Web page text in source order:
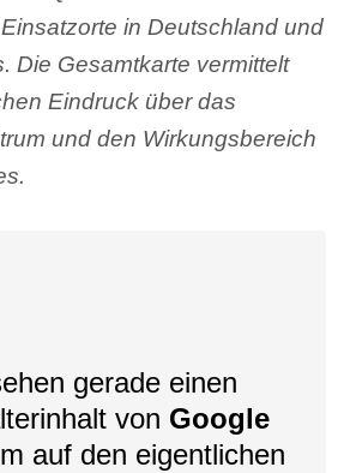
in Deutschland und
Die Gesamtkarte vermittelt
Eindruck über das
und den Wirkungsbereich
gerade einen
von Google
auf den eigentlichen